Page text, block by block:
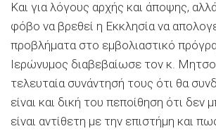
Και για λόγους αρχής και άποψης,
φόβο να βρεθεί η Εκκλησία να
προβλήματα στο εμβολιαστικό
Ιερώνυμος διαβεβαίωσε τον κ.
τελευταία συνάντησή τους ότι θα
είναι και δική του πεποίθηση ότι δεν
είναι αντίθετη με την επιστήμη και